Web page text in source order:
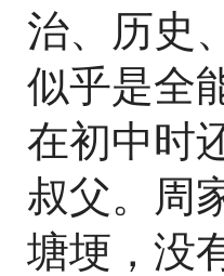
治、历史
似乎是全
在初中时
叔父。周
塘埂，没